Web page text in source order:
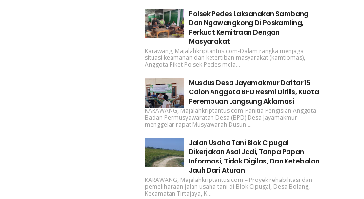
Polsek Pedes Laksanakan Sambang
Dan Ngawangkong Di Poskamling,
Perkuat Kemitraan Dengan
Masyarakat
Karawang, Majalahkriptantus.com-Dalam rangka menjaga
situasi keamanan dan ketertiban masyarakat (kamtibmas),
Anggota Piket Polsek Pedes mela...
Musdus Desa Jayamakmur Daftar 15
Calon Anggota BPD Resmi Dirilis, Kuota
Perempuan Langsung Aklamasi
KARAWANG, Majalahkriptantus.com-Panitia Pengisian Anggota
Badan Permusyawaratan Desa (BPD) Desa Jayamakmur
menggelar rapat Musyawarah Dusun ...
Jalan Usaha Tani Blok Cipugal
Dikerjakan Asal Jadi, Tanpa Papan
Informasi, Tidak Digilas, Dan Ketebalan
Jauh Dari Aturan
KARAWANG, Majalahkriptantus.com – Proyek rehabilitasi dan
pemeliharaan jalan usaha tani di Blok Cipugal, Desa Bolang,
Kecamatan Tirtajaya, K...